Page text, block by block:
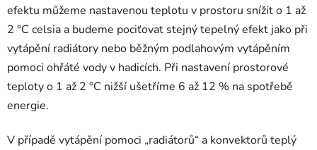
efektu můžeme nastavenou teplotu v prostoru snížit o 1 až
2 °C celsia a budeme pociťovat stejný tepelný efekt jako při
vytápění radiátory nebo běžným podlahovým vytápěním
pomoci ohřáté vody v hadicích. Při nastavení prostorové
teploty o 1 až 2 °C nižší ušetříme 6 až 12 % na spotřebě
energie.
V případě vytápění pomoci „radiátorů“ a konvektorů teplý